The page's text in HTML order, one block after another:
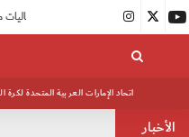
اتحاد الإمارات العربية المتحدة لكرة
الأخبار